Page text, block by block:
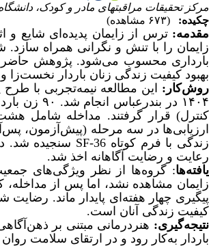
مرکز تحقیقات مراقبت‎های مادر و کودک، دانشگاه علوم پزشکی هرمزگان، بندرعباس، ایران
چکیده:
(۶۷۳ مشاهده)
مقدمه: ترس از زایمان پدیده‌ای شایع و
زایمان را با تنش و نگرانی همراه
بارداری محسوب می‌شود. پژوهش حاضر
بهبود کیفیت زندگی زنان باردار نخست‌زا
روشکار : این مطالعه نیمه‌تجربی با
کنترل) قرار گرفتند. مداخله شامل
ارزیابی‌ها در سه مرحله (پیش‌آزمون،
زندگی با فرم کوتاه SF-36 سنجیده شد.
رعایت و رضایت آگاهانه اخذ شد.
یافته‌ها: گروه‌ها از نظر ویژگی‌های
زایمان مشاهده نشد، اما پس از مداخله،
پیگیری چهار هفته‌ای پایدار ماند. رضایت
کیفیت زندگی آنان است.
نتیجه‌گیری: هنردرمانی مبتنی بر
باردار به‌کار رود و در ارتقای سلامت